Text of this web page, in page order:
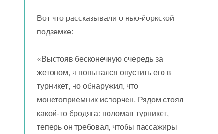
Вот что рассказывали о нью-йоркской
подземке:
«Выстояв бесконечную очередь за
жетоном, я попытался опустить его в
турникет, но обнаружил, что
монетоприемник испорчен. Рядом стоял
какой-то бродяга: поломав турникет,
теперь он требовал, чтобы пассажиры